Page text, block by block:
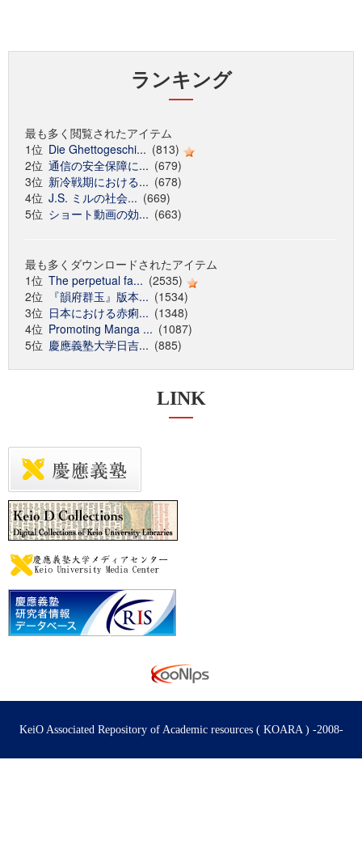
ランキング
最も多く閲覧されたアイテム
1位 Die Ghettogeschi... (813)
2位 通信の安全保障に... (679)
3位 新冷戦期における... (678)
4位 J.S. ミルの社会... (669)
5位 ショート動画の効... (663)
最も多くダウンロードされたアイテム
1位 The perpetual fa... (2535)
2位
『韻府群玉』版本... (1534)
3位 日本における赤痢... (1348)
4位 Promoting Manga ... (1087)
5位 慶應義塾大学日吉... (885)
LINK
KeiO Associated Repository of Academic resources ( KOARA ) -2008-